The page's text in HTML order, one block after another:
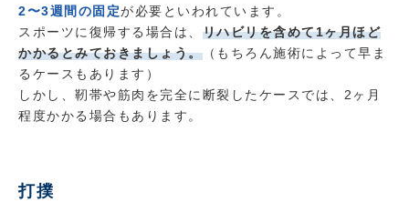
2〜3週間の固定が必要といわれています。
スポーツに復帰する場合は、 リハビリを含めて1ヶ月ほど
かかるとみておきましょう。（もちろん施術によって早ま
るケースもあります）
しかし、靭帯や筋肉を完全に断裂したケースでは、2ヶ月
程度かかる場合もあります。
打撲